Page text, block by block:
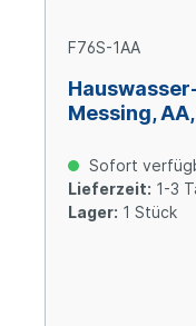
F76S-1AA
Messing, AA,
Sofort
Lieferzeit: 1-3
Lager: 1 Stück